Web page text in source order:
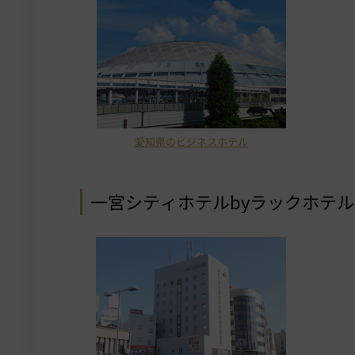
愛知県のビジネスホテル
一宮シティホテルbyラックホテ